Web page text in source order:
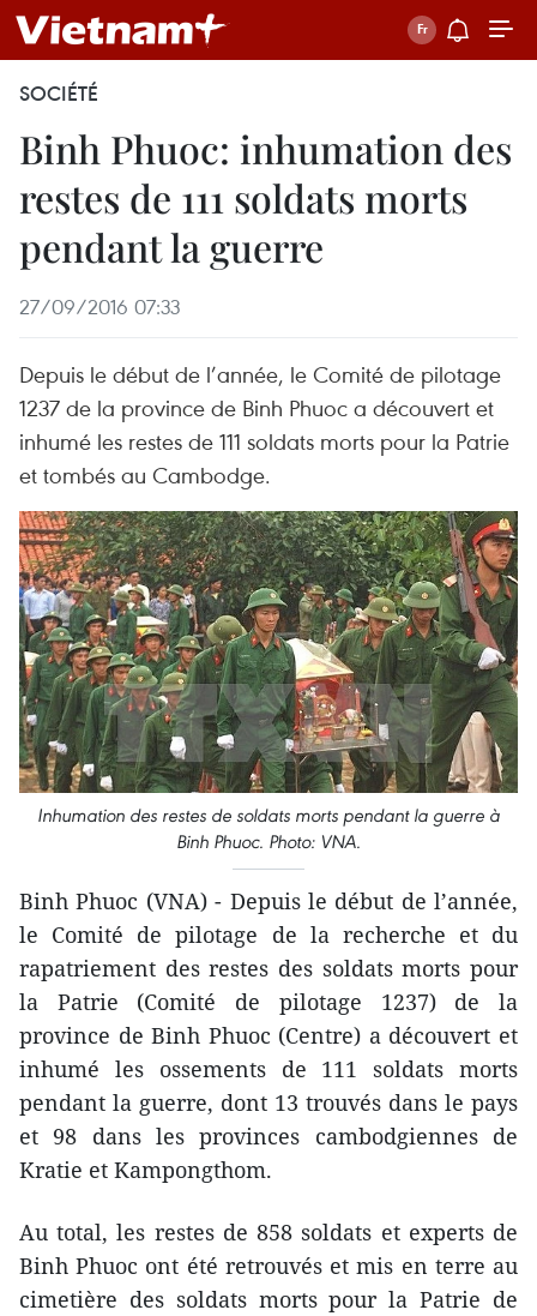
SOCIÉTÉ
Binh Phuoc: inhumation des
restes de 111 soldats morts
pendant la guerre
27/09/2016 07:33
Depuis le début de l’année, le Comité de pilotage
1237 de la province de Binh Phuoc a découvert et
inhumé les restes de 111 soldats morts pour la Patrie
et tombés au Cambodge.
Inhumation des restes de soldats morts pendant la guerre à
Binh Phuoc. Photo: VNA.
Binh Phuoc (VNA) - Depuis le début de l’année,
le Comité de pilotage de la recherche et du
rapatriement des restes des soldats morts pour
la Patrie (Comité de pilotage 1237) de la
province de Binh Phuoc (Centre) a découvert et
inhumé les ossements de 111 soldats morts
pendant la guerre, dont 13 trouvés dans le pays
et 98 dans les provinces cambodgiennes de
Kratie et Kampongthom.
Au total, les restes de 858 soldats et experts de
Binh Phuoc ont été retrouvés et mis en terre au
cimetière des soldats morts pour la Patrie de